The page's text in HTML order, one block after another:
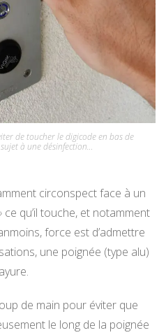
de toucher le digicode en bas de
à une désinfection…
circonspect face à un
ce qu’il touche, et notamment
force est d’admettre
une poignée (type alu)
de main pour éviter que
le long de la poignée